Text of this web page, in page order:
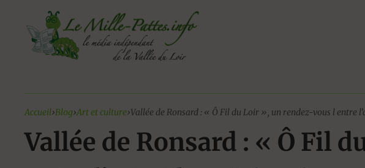
contenu
Accueil›Blog›Art et culture›Vallée de Ronsard : « Ô Fil du Loir », un rendez-vous l entre
Vallée de Ronsard : « Ô Fil